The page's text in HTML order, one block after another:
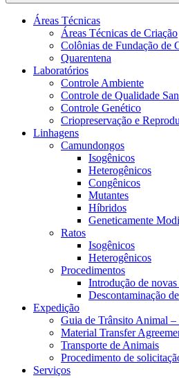
Buscar
Áreas Técnicas
Áreas Técnicas de Criação
Colônias de Fundação de
Quarentena
Laboratórios
Controle Ambiente
Controle de Qualidade
Controle Genético
Criopreservação e
Linhagens
Camundongos
Isogênicos
Heterogênicos
Congênicos
Mutantes
Híbridos
Geneticamente
Ratos
Isogênicos
Heterogênicos
Procedimentos
Introdução de
Descontaminação
Expedição
Guia de Trânsito Animal
Material Transfer
Transporte de Animais
Procedimento de
Serviços